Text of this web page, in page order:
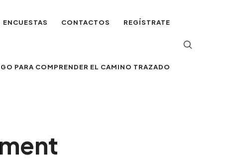
ENCUESTAS CONTACTOS REGÍSTRATE
PARA COMPRENDER EL CAMINO TRAZADO